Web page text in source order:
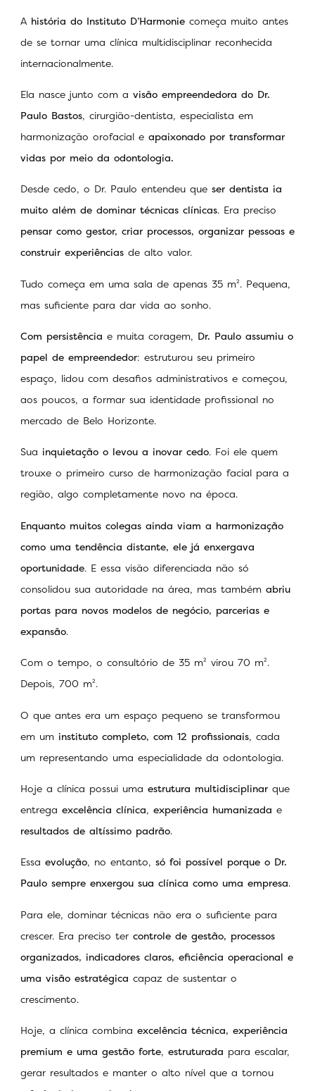
A história do Instituto D’Harmonie começa muito antes
de se tornar uma clínica multidisciplinar reconhecida
internacionalmente.
Ela nasce junto com a visão empreendedora do Dr.
Paulo Bastos, cirurgião-dentista, especialista em
harmonização orofacial e apaixonado por transformar
vidas por meio da odontologia.
Desde cedo, o Dr. Paulo entendeu que ser dentista ia
muito além de dominar técnicas clínicas. Era preciso
pensar como gestor, criar processos, organizar pessoas e
construir experiências de alto valor.
Tudo começa em uma sala de apenas 35 m². Pequena,
mas suficiente para dar vida ao sonho.
Com persistência e muita coragem, Dr. Paulo assumiu o
papel de empreendedor: estruturou seu primeiro
espaço, lidou com desafios administrativos e começou,
aos poucos, a formar sua identidade profissional no
mercado de Belo Horizonte.
Sua inquietação o levou a inovar cedo. Foi ele quem
trouxe o primeiro curso de harmonização facial para a
região, algo completamente novo na época.
Enquanto muitos colegas ainda viam a harmonização
como uma tendência distante, ele já enxergava
oportunidade. E essa visão diferenciada não só
consolidou sua autoridade na área, mas também abriu
portas para novos modelos de negócio, parcerias e
expansão.
Com o tempo, o consultório de 35 m² virou 70 m².
Depois, 700 m².
O que antes era um espaço pequeno se transformou
em um instituto completo, com 12 profissionais, cada
um representando uma especialidade da odontologia.
Hoje a clínica possui uma estrutura multidisciplinar que
entrega excelência clínica, experiência humanizada e
resultados de altíssimo padrão.
Essa evolução, no entanto, só foi possível porque o Dr.
Paulo sempre enxergou sua clínica como uma empresa.
Para ele, dominar técnicas não era o suficiente para
crescer. Era preciso ter controle de gestão, processos
organizados, indicadores claros, eficiência operacional e
uma visão estratégica capaz de sustentar o
crescimento.
Hoje, a clínica combina excelência técnica, experiência
premium e uma gestão forte, estruturada para escalar,
gerar resultados e manter o alto nível que a tornou